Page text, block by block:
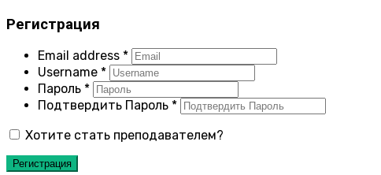
Регистрация
Email address *
Username *
Пароль *
Подтвердить Пароль *
Хотите стать преподавателем?
Регистрация